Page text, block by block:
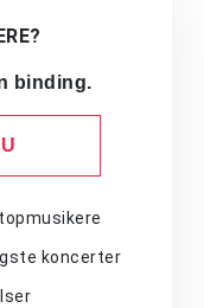
binding.
koncerter